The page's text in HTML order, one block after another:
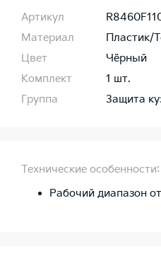
Артикул
Материал
Пластик/
Цвет
Чёрный
Комплект
1 шт.
Группа
Защита
Технические особенности:
Рабочий диапазон